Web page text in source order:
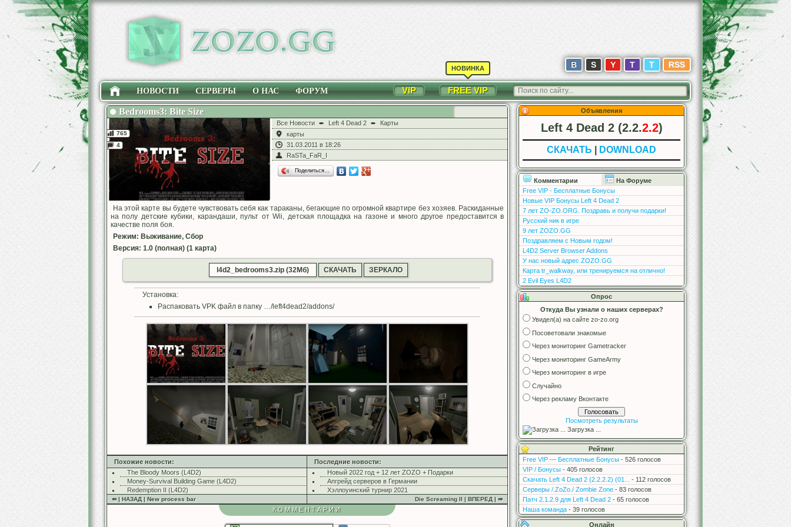
В S Y T T RSS
НОВОСТИ СЕРВЕРЫ О НАС ФОРУМ FREE VIP
НОВИНКА
VIP
Bedrooms3: Bite Size
Все Новости ➨ Left 4 Dead 2 ➨
Карты
карты
31.03.2011 в 18:26
RaSTa_FaR_I
Поделиться…
На этой карте вы будете чувствовать себя как тараканы, бегающие по огромной квартире без хозяев. Раскиданные
на полу детские кубики, карандаши, пульт от Wii, детская площадка на газоне и много другое предоставится в
качестве поля боя.
Режим: Выживание, Сбор
Версия: 1.0 (полная) (1 карта)
l4d2_bedrooms3.zip (32Мб) СКАЧАТЬ ЗЕРКАЛО
Установка:
Распаковать VPK файл в папку …/left4dead2/addons/
765
4
Похожие новости:
The Bloody Moors (L4D2)
Money-Survival Building Game (L4D2)
Redemption II (L4D2)
Последние новости:
Новый 2022 год + 12 лет ZOZO + Подарки
Апгрейд серверов в Германии
Хэллоуинский турнир 2021
⇚ | НАЗАД | New process bar Die Screaming II | ВПЕРЕД | ⇛
КОММЕНТАРИИ
Объявления
Left 4 Dead 2 (2.2.2.2)
СКАЧАТЬ DOWNLOAD
Комментарии
На Форуме
Free VIP - Бесплатные Бонусы
Новые VIP Бонусы Left 4 Dead 2
7 лет ZO-ZO.ORG. Поздравь и получи подарки!
Русский ник в игре
9 лет ZOZO.GG
Поздравляем с Новым годом!
L4D2 Server Browser Addons
У нас новый адрес ZOZO.GG
Карта tr_walkway, или тренируемся на отлично!
2 Evil Eyes L4D2
Опрос
Откуда Вы узнали о наших серверах?
Увидел(а) на сайте zo-zo.org
Посоветовали знакомые
Через мониторинг Gametracker
Через мониторинг GameArmy
Через мониторинг в игре
Случайно
Через рекламу Вконтакте
Посмотреть результаты
Загрузка ...
Рейтинг
Free VIP — Бесплатные Бонусы - 526 голосов
VIP / Бонусы - 405 голосов
Скачать Left 4 Dead 2 (2.2.2.2) (01...
- 112 голосов
Серверы /.ZoZo./ Zombie Zone - 83 голосов
Патч 2.1.2.9 для Left 4 Dead 2 - 65 голосов
Наша команда - 39 голосов
Онлайн